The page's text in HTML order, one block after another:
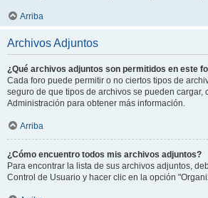
Arriba
Archivos Adjuntos
¿Qué archivos adjuntos son permitidos en este
Cada foro puede permitir o no ciertos tipos de
seguro de que tipos de archivos se pueden cargar,
Administración para obtener más información.
Arriba
¿Cómo encuentro todos mis archivos adjuntos?
Para encontrar la lista de sus archivos adjuntos,
Control de Usuario y hacer clic en la opción